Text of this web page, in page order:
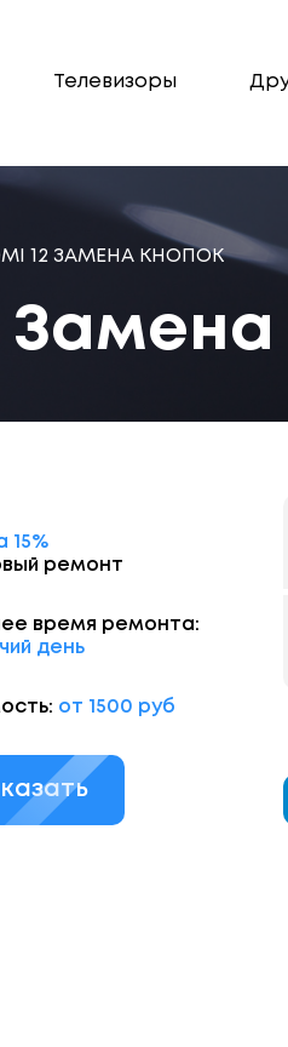
Телевизоры
12 ЗАМЕНА КНОПОК
15%
ремонт
время ремонта:
день
от 1500 руб